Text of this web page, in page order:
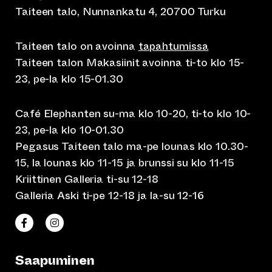
Taiteen talo, Nunnankatu 4, 20700 Turku
Taiteen talo on avoinna tapahtumissa
Taiteen talon Makasiinit avoinna ti-to klo 15-
23, pe-la klo 15-01.30
Café Elephanten su-ma klo 10-20, ti-to klo 10-
23, pe-la klo 10-01.30
Pegasus Taiteen talo ma-pe lounas klo 10.30-
15, la lounas klo 11-15 ja brunssi su klo 11-15
Kriittinen Galleria ti-su 12-18
Galleria Aski ti-pe 12-18 ja la-su 12-16
Taiteen talo Facebookissa
(siirtyy toiseen verkkopalveluun)
Taiteen talo Instagramissa
(siirtyy toiseen verkkopalveluun)
Saapuminen